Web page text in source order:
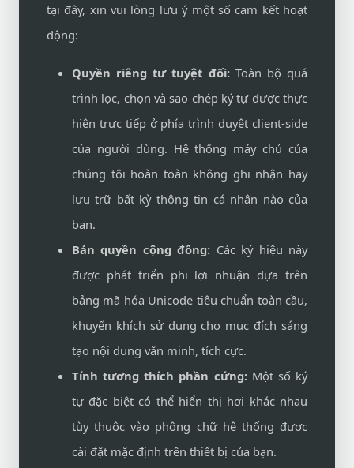
tại đây, xin vui lòng lưu ý một số cam kết hoạt
động:
Quyền riêng tư tuyệt đối:Toàn bộ quá
trình lọc, chọn và sao chép ký tự được thực
hiện trực tiếp ở phía trình duyệt client-side
của người dùng. Hệ thống máy chủ của
chúng tôi hoàn toàn không ghi nhận hay
lưu trữ bất kỳ thông tin cá nhân nào của
bạn.
Bản quyền cộng đồng: Các ký hiệu này
được phát triển phi lợi nhuận dựa trên
bảng mã hóa Unicode tiêu chuẩn toàn cầu,
khuyến khích sử dụng cho mục đích sáng
tạo nội dung văn minh, tích cực.
Tính tương thích phần cứng:Một số ký
tự đặc biệt có thể hiển thị hơi khác nhau
tùy thuộc vào phông chữ hệ thống được
cài đặt mặc định trên thiết bị của bạn.